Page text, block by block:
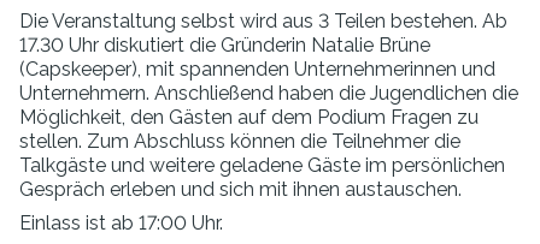
Die Veranstaltung selbst wird aus 3 Teilen bestehen. Ab
17.30 Uhr diskutiert die Gründerin Natalie Brüne
(Capskeeper), mit spannenden Unternehmerinnen und
Unternehmern. Anschließend haben die Jugendlichen die
Möglichkeit, den Gästen auf dem Podium Fragen zu
stellen. Zum Abschluss können die Teilnehmer die
Talkgäste und weitere geladene Gäste im persönlichen
Gespräch erleben und sich mit ihnen austauschen.
Einlass ist ab 17:00 Uhr.